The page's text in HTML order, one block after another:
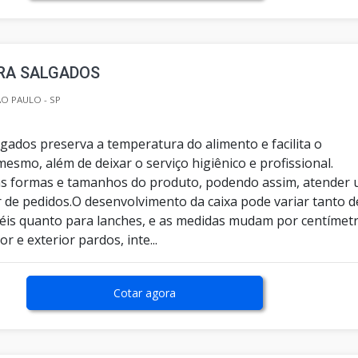
SALGADOS
PAULO - SP
preserva a temperatura do alimento e facilita o
além de deixar o serviço higiênico e profissional.
formas e tamanhos do produto, podendo assim, atender
pedidos.O desenvolvimento da caixa pode variar tanto
quanto para lanches, e as medidas mudam por
e exterior pardos, inte...
Cotar agora